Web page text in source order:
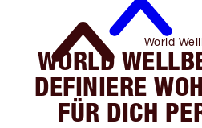
World
WORLD
DEFINIERE
FÜR DICH